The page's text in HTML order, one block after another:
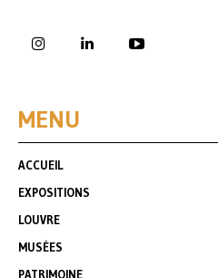
MENU
ACCUEIL
EXPOSITIONS
LOUVRE
MUSÉES
PATRIMOINE